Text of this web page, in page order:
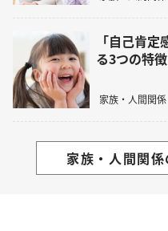
「自己肯
る3つの特徴
家族・人間関係
家族・人間関